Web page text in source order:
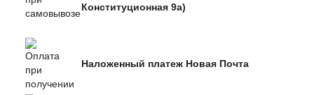
Конституционная 9а)
Наложенный платеж Новая Почта